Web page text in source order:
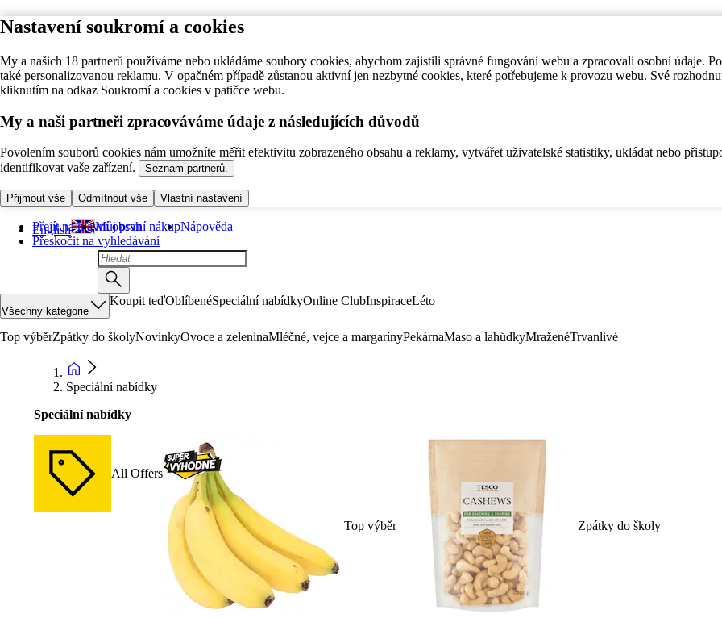
Nastavení soukromí a cookies
My a našich 18 partnerů používáme nebo ukládáme soubory cookies, abychom zajistili správné fungování webu a zpracovali osobní údaje.
také personalizovanou reklamu. V opačném případě zůstanou aktivní jen nezbytné cookies, které potřebujeme k provozu webu. Své
kliknutím na odkaz Soukromí a cookies v patičce webu.
My a naši partneři zpracováváme údaje z následujících důvodů
Povolením souborů cookies nám umožníte měřit efektivitu zobrazeného obsahu a reklamy, vytvářet uživatelské statistiky, ukládat nebo
identifikovat vaše zařízení.
Seznam partnerů.
Přijmout vše Odmítnout vše Vlastní nastavení
Přejít na hlavní obsah
Přeskočit na vyhledávání
English Můj první nákupNápověda
Všechny kategorie
Koupit teďOblíbenéSpeciální nabídkyOnline ClubInspiraceLéto
Top výběrZpátky do školyNovinkyOvoce a zeleninaMléčné, vejce a margarínyPekárnaMaso a lahůdkyMraženéTrvanlivé
Speciální nabídky
Speciální nabídky
All Offers
Top výběr Zpátky do školy